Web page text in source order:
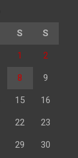
S S
1 2
8 9
15 16
22 23
29 30